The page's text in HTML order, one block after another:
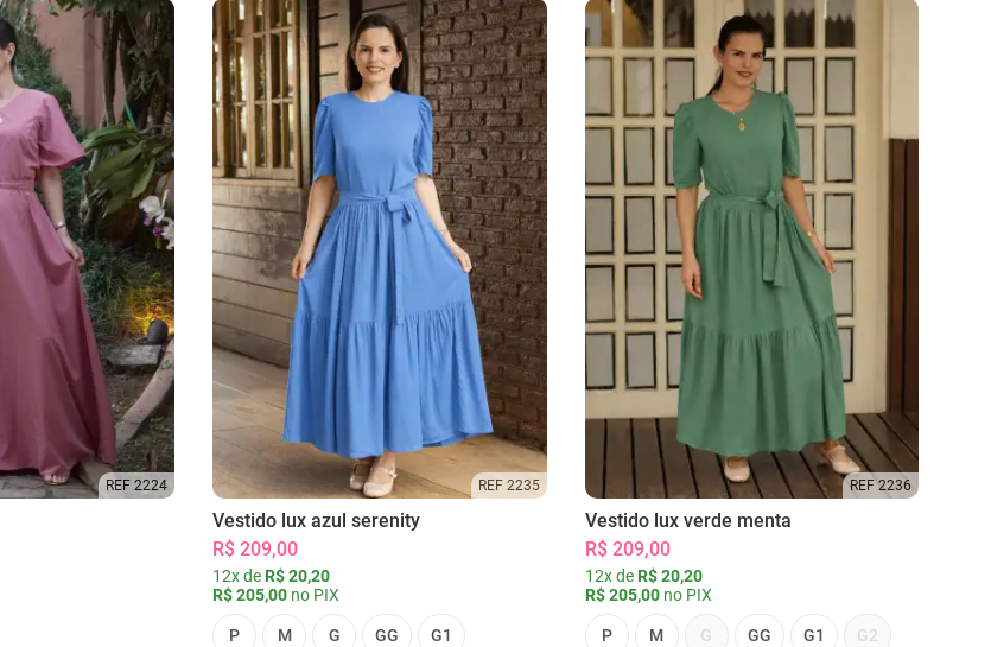
REF 2224 REF 2235
Vestido lux azul serenity
R$ 209,00
12x de R$ 20,20
R$ 205,00 no PIX
P M G GG G1
REF 2236
Vestido lux verde menta
R$ 209,00
12x de R$ 20,20
R$ 205,00no PIX
P M G GG G1 G2